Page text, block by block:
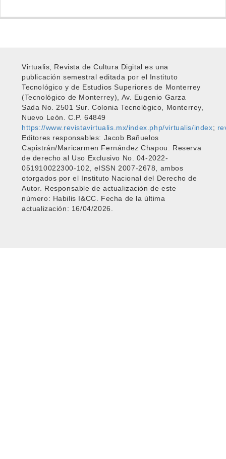
Virtualis, Revista de Cultura Digital es una
publicación semestral editada por el Instituto
Tecnológico y de Estudios Superiores de Monterrey
(Tecnológico de Monterrey), Av. Eugenio Garza
Sada No. 2501 Sur. Colonia Tecnológico, Monterrey,
Nuevo León. C.P. 64849
https://www.revistavirtualis.mx/index.php/virtualis/index;
Editores responsables: Jacob Bañuelos
Capistrán/Maricarmen Fernández Chapou. Reserva
de derecho al Uso Exclusivo No. 04-2022-
051910022300-102, eISSN 2007-2678, ambos
otorgados por el Instituto Nacional del Derecho de
Autor. Responsable de actualización de este
número: Habilis I&CC. Fecha de la última
actualización: 16/04/2026.